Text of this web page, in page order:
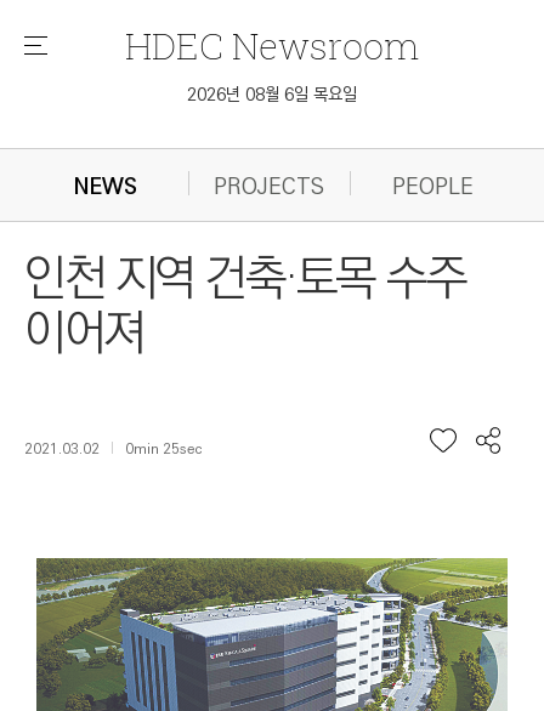
메
HDEC Newsroom
2026년 08월 6일 목요일
NEWS PROJECTS PEOPLE
인천 지역 건축·토목 수주
이어져
2021.03.02 0min 25sec